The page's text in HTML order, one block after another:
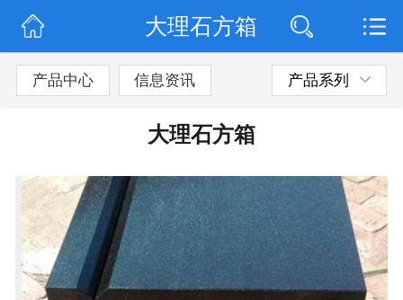
网站首页
公司简介
大理石方箱
产品中心 信息资讯 产品系列
大理石方箱